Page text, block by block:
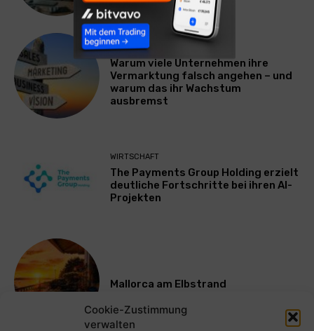
Cookie-Zustimmung
verwalten
WERBUNG & MARKETING
Warum viele Unternehmen ihre
Vermarktung falsch angehen – und
warum das ihr Wachstum
ausbremst
WIRTSCHAFT
The Payments Group Holding erzielt
deutliche Fortschritte bei ihren AI-
Projekten
Mallorca am Elbstrand